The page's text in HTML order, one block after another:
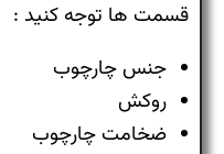
قسمت ها توجه کنید :
جنس چارچوب
روکش
ضخامت چارچوب